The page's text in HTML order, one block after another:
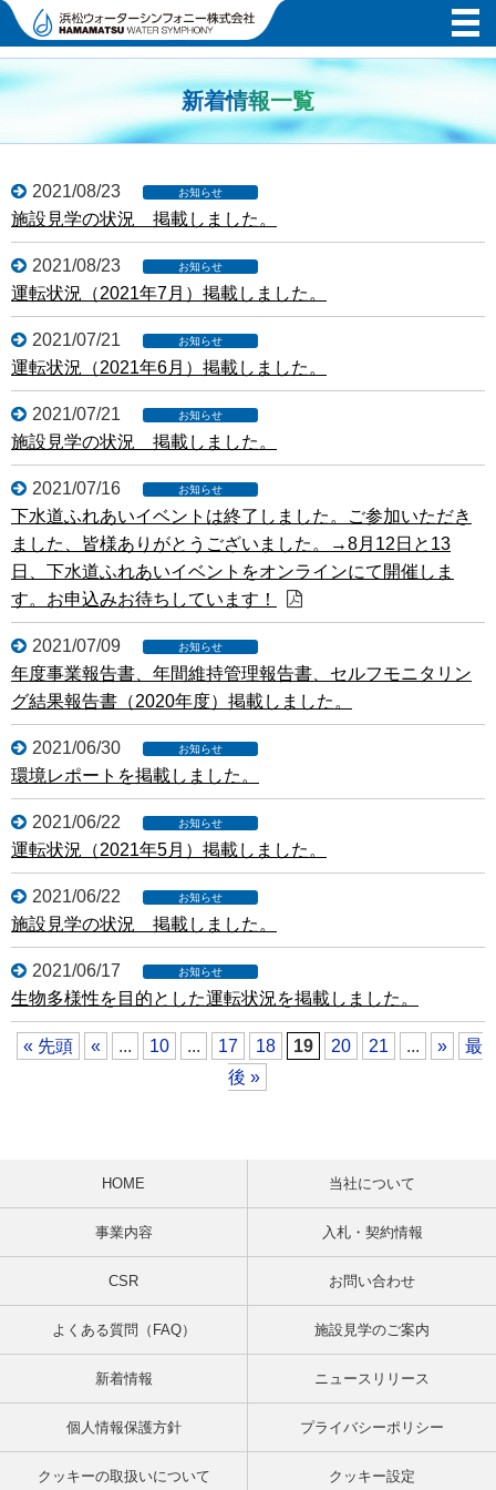
新着情報一覧
2021/08/23
施設見学の状況 掲載しました。
2021/08/23
運転状況（2021年7月）掲載しました。
2021/07/21
運転状況（2021年6月）掲載しました。
2021/07/21
施設見学の状況 掲載しました。
2021/07/16
下水道ふれあいイベントは終了しました。ご参加いただき
ました、皆様ありがとうございました。→8月12日と13
日、下水道ふれあいイベントをオンラインにて開催しま
す。お申込みお待ちしています！
2021/07/09
年度事業報告書、年間維持管理報告書、セルフモニタリン
グ結果報告書（2020年度）掲載しました。
2021/06/30
環境レポートを掲載しました。
2021/06/22
運転状況（2021年5月）掲載しました。
2021/06/22
施設見学の状況 掲載しました。
2021/06/17
生物多様性を目的とした運転状況を掲載しました。
« 先頭 « ... 10 ... 17 18 19 20 21 ... »
最
後 »
HOME 当社について
事業内容 入札・契約情報
CSR お問い合わせ
よくある質問（FAQ） 施設見学のご案内
新着情報 ニュースリリース
個人情報保護方針 プライバシーポリシー
クッキーの取扱いについて クッキー設定